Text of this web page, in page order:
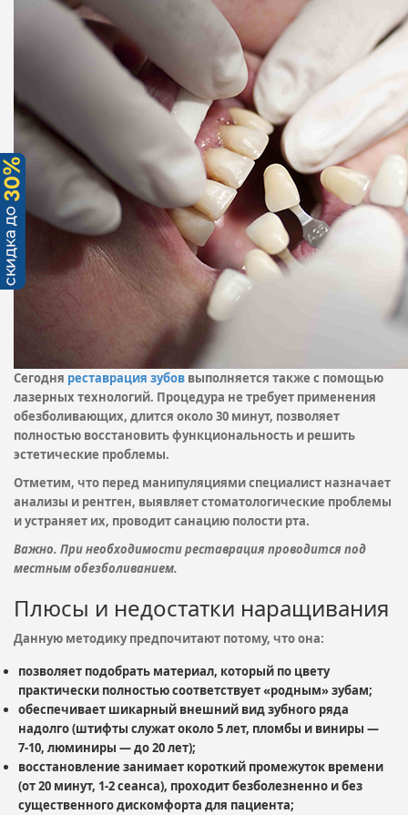
Сегодня реставрация зубов выполняется также с помощью
лазерных технологий. Процедура не требует применения
обезболивающих, длится около 30 минут, позволяет
полностью восстановить функциональность и решить
эстетические проблемы.
Отметим, что перед манипуляциями специалист назначает
анализы и рентген, выявляет стоматологические проблемы
и устраняет их, проводит санацию полости рта.
Важно. При необходимости реставрация проводится под
местным обезболиванием.
Плюсы и недостатки наращивания
Данную методику предпочитают потому, что она:
позволяет подобрать материал, который по цвету
практически полностью соответствует «родным» зубам;
обеспечивает шикарный внешний вид зубного ряда
надолго (штифты служат около 5 лет, пломбы и виниры —
7-10, люминиры — до 20 лет);
восстановление занимает короткий промежуток времени
(от 20 минут, 1-2 сеанса), проходит безболезненно и без
существенного дискомфорта для пациента;